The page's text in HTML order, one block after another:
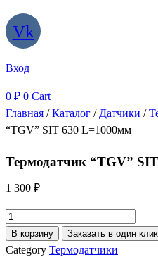
Vk
Вход
0 ₽ 0 Cart
Главная /Каталог / Датчики /
“TGV” SIT 630 L=1000мм
Термодатчик “TGV”
1 300 ₽
Количество
товара
Термодатчик
В корзину Заказать в один клик
Category Термодатчики